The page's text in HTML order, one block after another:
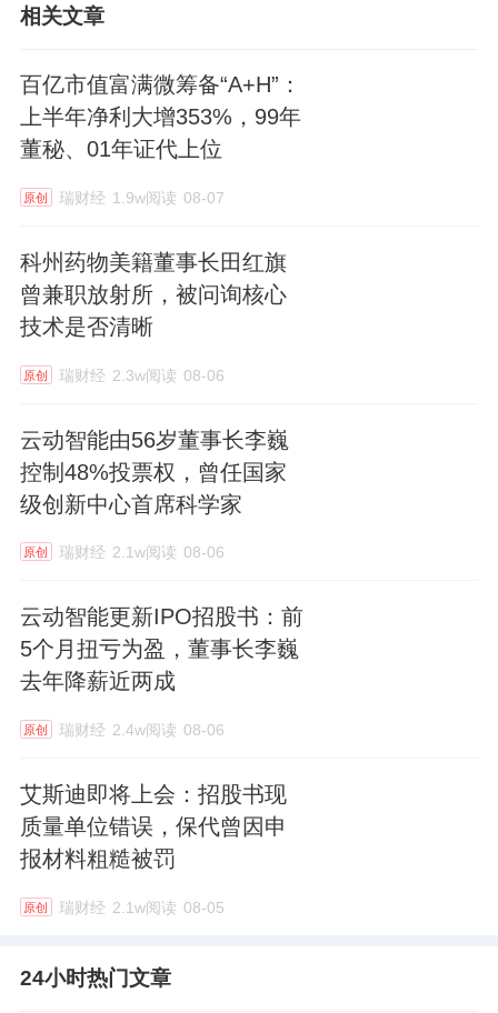
相关文章
百亿市值富满微筹备“A+H”：
上半年净利大增353%，99年
董秘、01年证代上位
原创 瑞财经 1.9w阅读 08-07
科州药物美籍董事长田红旗
曾兼职放射所，被问询核心
技术是否清晰
原创 瑞财经 2.3w阅读 08-06
云动智能由56岁董事长李巍
控制48%投票权，曾任国家
级创新中心首席科学家
原创 瑞财经 2.1w阅读 08-06
云动智能更新IPO招股书：前
5个月扭亏为盈，董事长李巍
去年降薪近两成
原创 瑞财经 2.4w阅读 08-06
艾斯迪即将上会：招股书现
质量单位错误，保代曾因申
报材料粗糙被罚
原创 瑞财经 2.1w阅读 08-05
24小时热门文章